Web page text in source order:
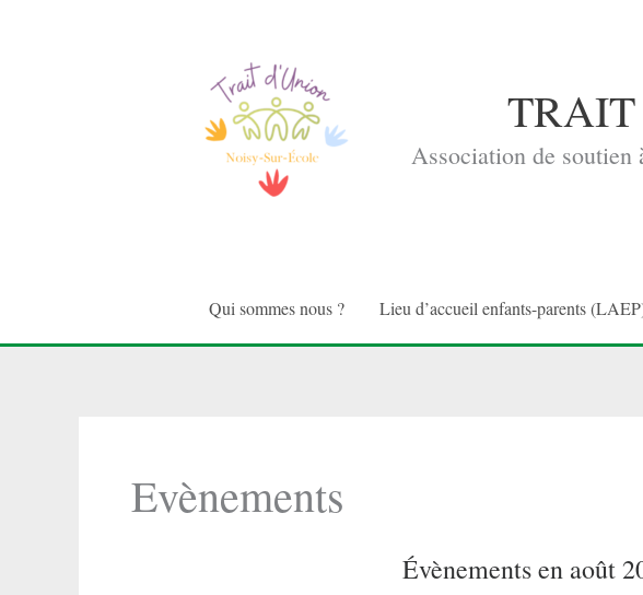
Association de soutien
Qui sommes nous ? Lieu d’accueil enfants-parents
Evènements
Évènements en août